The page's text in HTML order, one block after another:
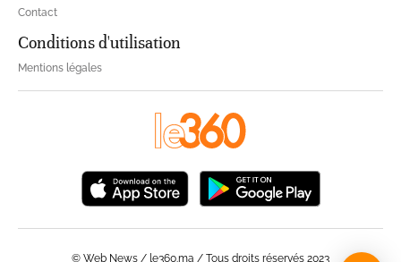
Contact
Conditions d'utilisation
Mentions légales
© Web News / le360.ma / Tous droits réservés 2023